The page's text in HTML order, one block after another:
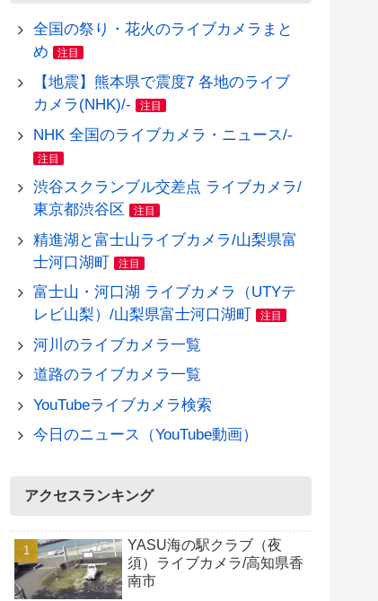
全国の祭り・花火のライブカメラまと
め
注目
【地震】熊本県で震度7 各地のライブ
カメラ(NHK)/-
注目
NHK 全国のライブカメラ・ニュース/-
注目
渋谷スクランブル交差点 ライブカメラ/
東京都渋谷区
注目
精進湖と富士山ライブカメラ/山梨県富
士河口湖町
注目
富士山・河口湖 ライブカメラ（UTYテ
レビ山梨）/山梨県富士河口湖町
注目
河川のライブカメラ一覧
道路のライブカメラ一覧
YouTubeライブカメラ検索
今日のニュース（YouTube動画）
アクセスランキング
YASU海の駅クラブ（夜
須）ライブカメラ/高知県香
南市